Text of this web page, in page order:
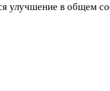
улучшение в общем